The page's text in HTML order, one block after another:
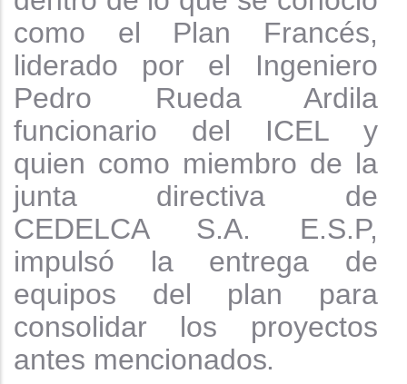
como el Plan Francés,
liderado por el Ingeniero
Pedro Rueda Ardila
funcionario del ICEL y
quien como miembro de la
junta directiva de
CEDELCA S.A. E.S.P,
impulsó la entrega de
equipos del plan para
consolidar los proyectos
antes mencionados.